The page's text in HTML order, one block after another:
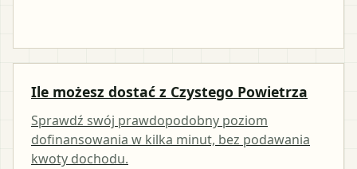
Ile możesz dostać z Czystego Powietrza
Sprawdź swój prawdopodobny poziom
dofinansowania w kilka minut, bez podawania
kwoty dochodu.